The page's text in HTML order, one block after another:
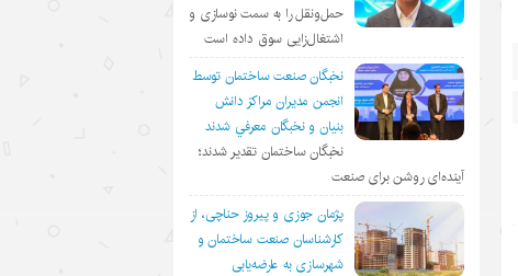
حمل‌ونقل را به سمت نوسازی و
اشتغال‌زایی سوق داده است
نخبگان صنعت ساختمان توسط
انجمن مديران مراكز دانش
بنيان و نخبگان معرفي شدند
نخبگان ساختمان تقدیر شدند؛
آینده‌ای روشن برای صنعت
پژمان جوزی و پیروز حناچی، از
کارشناسان صنعت ساختمان و
شهرسازی به عارضه‌یابی